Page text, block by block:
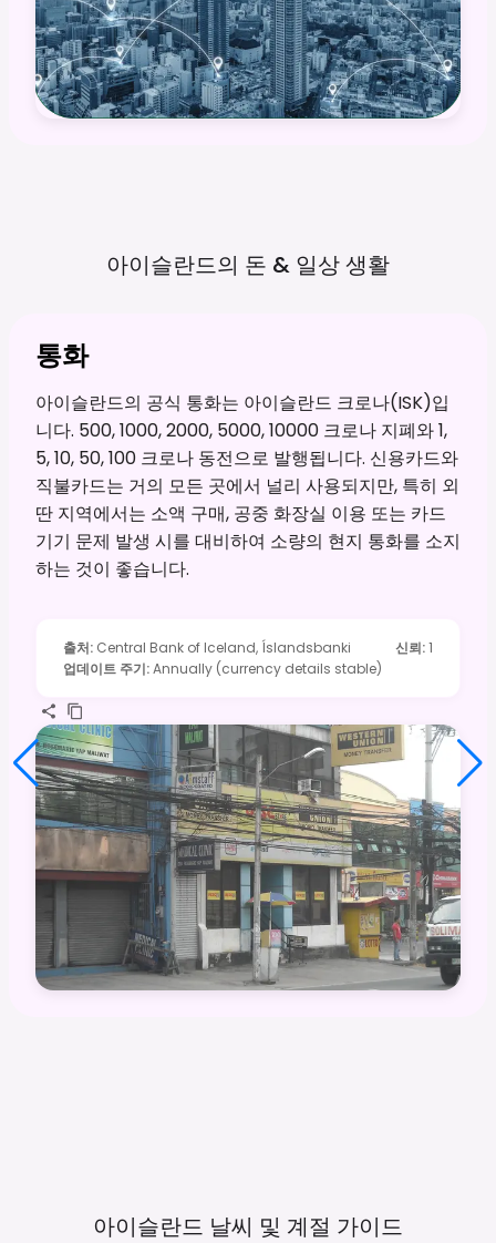
아이슬란드의 돈 & 일상생활
통화
아이슬란드의 공식 통화는 아이슬란드 크로나(ISK)입
니다. 500, 1000, 2000, 5000, 10000 크로나 지폐와 1,
5, 10, 50, 100 크로나 동전으로 발행됩니다. 신용카드와
직불카드는 거의 모든 곳에서 널리 사용되지만, 특히 외
딴 지역에서는 소액 구매, 공중 화장실 이용 또는 카드
기기 문제 발생 시를 대비하여 소량의 현지 통화를 소지
하는 것이 좋습니다.
출처: Central Bank of Iceland, Íslandsbanki 신뢰:1
업데이트 주기:Annually (currency details stable)
아이슬란드 날씨 및 계절 가이드